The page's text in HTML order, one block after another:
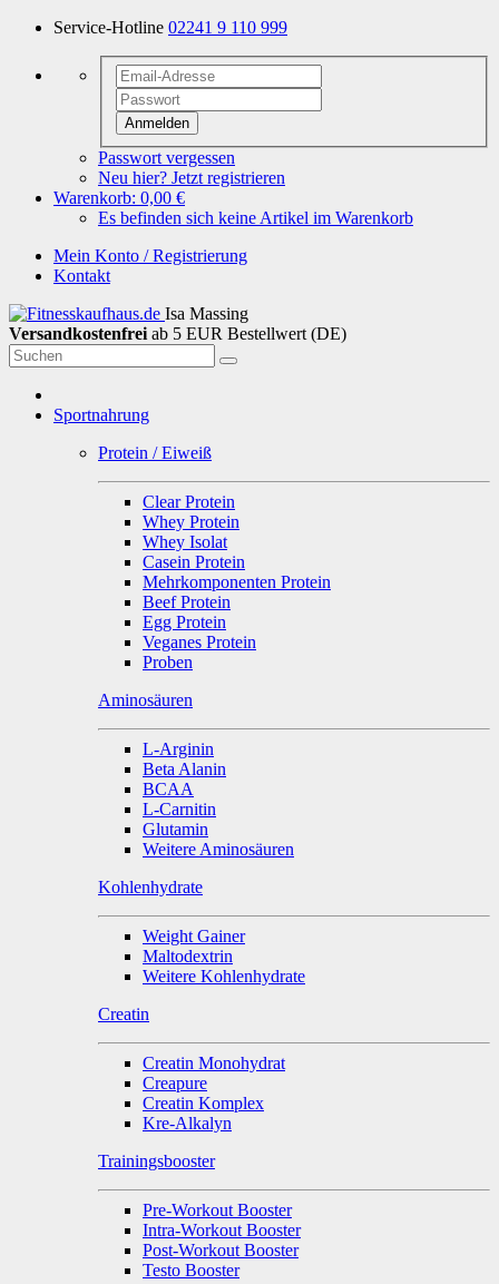
Service-Hotline 02241 9 110 999
Anmelden
Passwort vergessen
Neu hier? Jetzt registrieren
Warenkorb: 0,00 €
Es befinden sich keine Artikel im Warenkorb
Mein Konto / Registrierung
Kontakt
Isa Massing
Versandkostenfrei ab 5 EUR Bestellwert (DE)
Sportnahrung
Protein / Eiweiß
Clear Protein
Whey Protein
Whey Isolat
Casein Protein
Mehrkomponenten Protein
Beef Protein
Egg Protein
Veganes Protein
Proben
Aminosäuren
L-Arginin
Beta Alanin
BCAA
L-Carnitin
Glutamin
Weitere Aminosäuren
Kohlenhydrate
Weight Gainer
Maltodextrin
Weitere Kohlenhydrate
Creatin
Creatin Monohydrat
Creapure
Creatin Komplex
Kre-Alkalyn
Trainingsbooster
Pre-Workout Booster
Intra-Workout Booster
Post-Workout Booster
Testo Booster